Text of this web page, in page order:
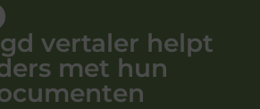
vertaler helpt
met hun